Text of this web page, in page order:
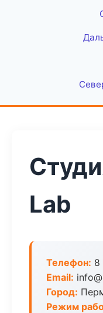
Lab
Телефон: 8
Email:
Город:
Режим